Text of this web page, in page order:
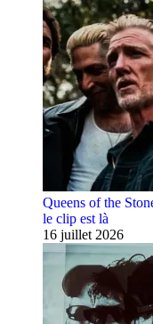
Queens of the
le clip est là
16 juillet 2026